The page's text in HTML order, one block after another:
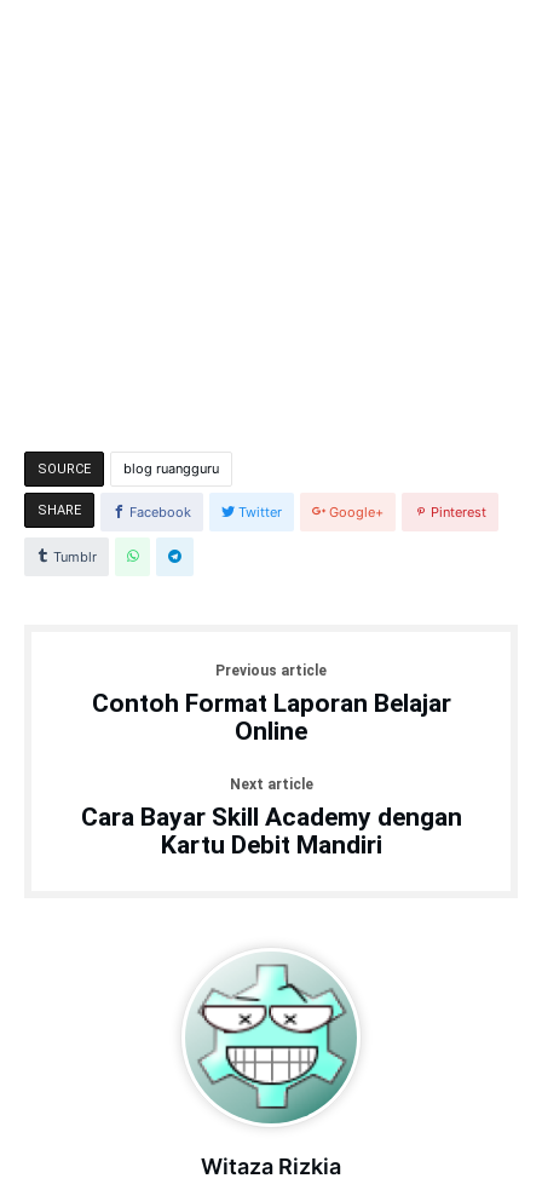
SOURCE blog ruangguru
SHARE Facebook Twitter Google+ Pinterest
Tumblr
Previous article
Contoh Format Laporan Belajar
Online
Next article
Cara Bayar Skill Academy dengan
Kartu Debit Mandiri
Witaza Rizkia